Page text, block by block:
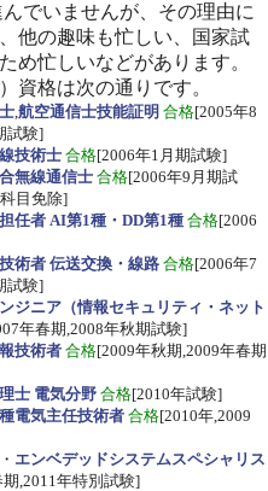
でいませんが、その理由に
他の趣味も忙しい、国家試
め忙しいなどがあります。
資格は次の通りです。
,航空通信士技能証明 合格[2005年8
試験]
技術士 合格[2006年1月期試験]
無線通信士 合格[2006年9月期試
目免除]
任者 AI第1種・DD第1種 合格[2006
術者 伝送交換・線路 合格[2006年7
試験]
ジニア（情報セキュリティ・ネット
年春期,2008年秋期試験]
技術者 合格[2009年秋期,2009年春期
士 電気分野 合格[2010年試験]
電気主任技術者 合格[2010年,2009
・ エンベデッドシステムスペシャリス
期,2011年特別試験]